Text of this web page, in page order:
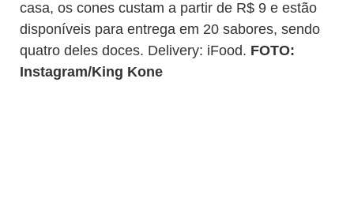
casa, os cones custam a partir de R$ 9 e estão
disponíveis para entrega em 20 sabores, sendo
quatro deles doces. Delivery: iFood. FOTO:
Instagram/King Kone